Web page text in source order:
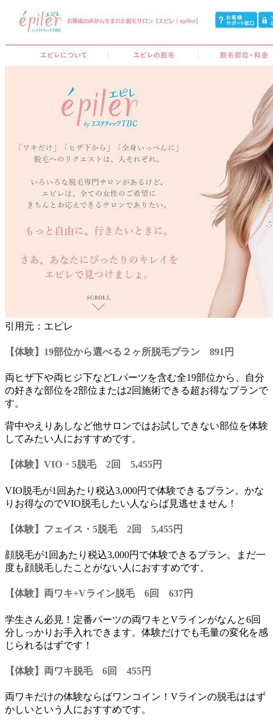
引用元：エピレ
【体験】19部位から選べる２ヶ所脱毛プラン 891円
両ヒザ下や両ヒジ下などLパーツを含む全19部位から、自分
の好きな部位を2部位または2回施術できる超お得なプランで
す。
背中やえりあしなど他サロンではお試しできない部位を体験
してみたい人におすすめです。
【体験】VIO・5脱毛 2回 5,455円
VIO脱毛が1回あたり税込3,000円で体験できるプラン。かな
りお得なのでVIO脱毛したい人ならば見逃せません！
【体験】フェイス・5脱毛 2回 5,455円
顔脱毛が1回あたり税込3,000円で体験できるプラン。
まだ一
度も顔脱毛したことがない人におすすめです。
【体験】両ワキ+Vライン脱毛 6回 637円
学生さん必見！ 定番パーツの両ワキとVラインがなんと6回
分しっかりお手入れできます。体験だけでも毛量の変化を感
じられるはずです！
【体験】両ワキ脱毛 6回 455円
両ワキだけの体験ならばワンコイン！ Vラインの脱毛ははず
かしいという人におすすめです。